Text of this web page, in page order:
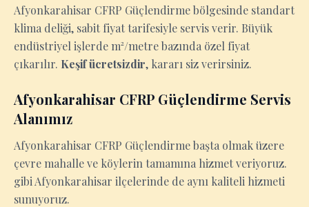
Afyonkarahisar CFRP Güçlendirme bölgesinde standart
klima deliği, sabit fiyat tarifesiyle servis verir. Büyük
endüstriyel işlerde m²/metre bazında özel fiyat
çıkarılır. Keşif ücretsizdir, kararı siz verirsiniz.
Afyonkarahisar CFRP Güçlendirme Servis
Alanımız
Afyonkarahisar CFRP Güçlendirme başta olmak üzere
çevre mahalle ve köylerin tamamına hizmet veriyoruz.
gibi Afyonkarahisar ilçelerinde de aynı kaliteli hizmeti
sunuyoruz.